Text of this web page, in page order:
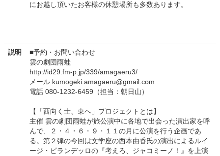
にお越し頂いたお客様の休憩場所も多数あります。
説明
■予約・お問い合わせ
雲の劇団雨蛙
http://id29.fm-p.jp/339/amagaeru3/
メール kumogeki.amagaeru@gmail.com
電話 080-1232-6459（担当：朝日山）
【「西向く士、東へ」プロジェクトとは】
主催 雲の劇団雨蛙が旅公演中に各地で出会った演出家を呼
んで、２・４・６・９・１１の月に公演を行う企画であ
る。第２弾の今回は文学座の西本由香氏の演出によるルイ
ージ・ピランデッロの『考えろ、ジャコミーノ！』を上演